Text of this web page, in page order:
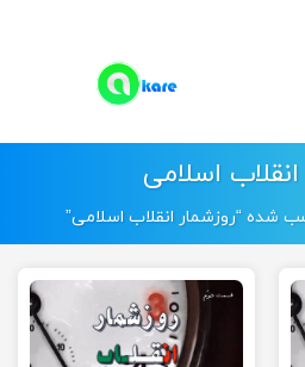
اسلامی
شده “روزشمار انقلاب اسلامی”